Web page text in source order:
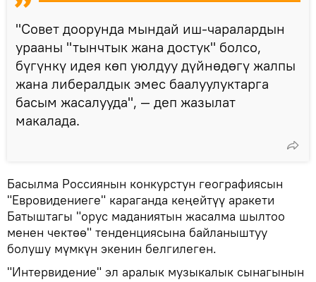
"Совет доорунда мындай иш-чаралардын
урааны "тынчтык жана достук" болсо,
бүгүнкү идея көп уюлдуу дүйнөдөгү жалпы
жана либералдык эмес баалуулуктарга
басым жасалууда", — деп жазылат
макалада.
Басылма Россиянын конкурстун географиясын
"Евровидениеге" караганда кеңейтүү аракети
Батыштагы "орус маданиятын жасалма шылтоо
менен чектөө" тенденциясына байланыштуу
болушу мүмкүн экенин белгилеген.
"Интервидение" эл аралык музыкалык сынагынын